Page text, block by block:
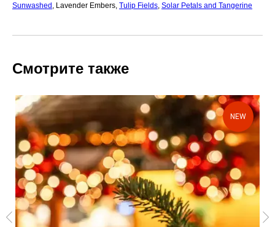
Sunwashed Lavender Embers, Tulip Fields Solar Petals and Tangerine
Смотрите также
NEW